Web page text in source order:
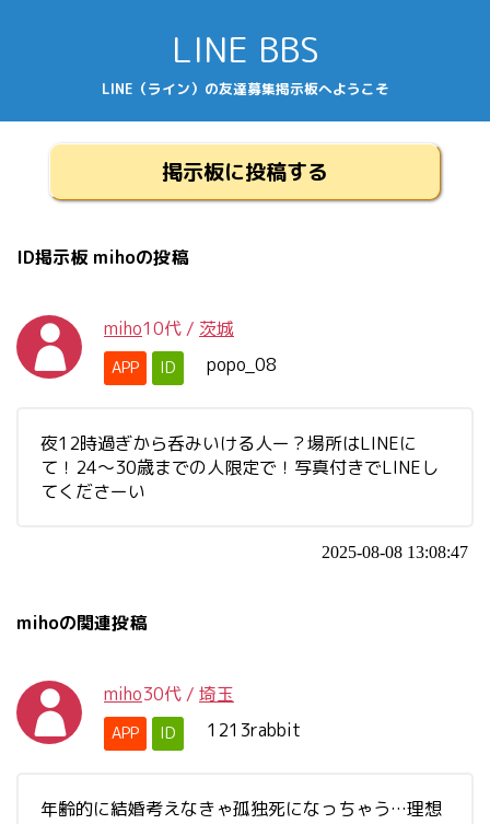
LINE BBS
LINE（ライン）の友達募集掲示板へようこそ
掲示板に投稿する
ID掲示板 mihoの投稿
miho10代 / 茨城
APP ID popo_08
夜12時過ぎから呑みいける人ー？場所はLINEに
て！24～30歳までの人限定で！写真付きでLINEし
てくださーい
2025-08-08 13:08:47
mihoの関連投稿
miho30代 / 埼玉
APP ID 1213rabbit
年齢的に結婚考えなきゃ孤独死になっちゃう…理想